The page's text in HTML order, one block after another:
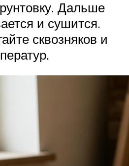
Дальше
и сушится.
сквозняков и